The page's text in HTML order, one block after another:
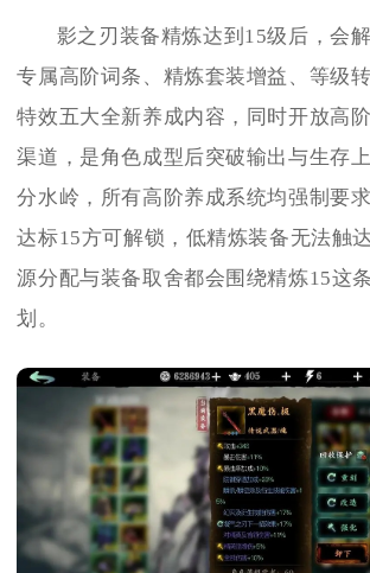
影之刃装备精炼达到15级后，会
专属高阶词条、精炼套装增益、等级
特效五大全新养成内容，同时开放高
渠道，是角色成型后突破输出与生存
分水岭，所有高阶养成系统均强制要
达标15方可解锁，低精炼装备无法触
源分配与装备取舍都会围绕精炼15这
划。